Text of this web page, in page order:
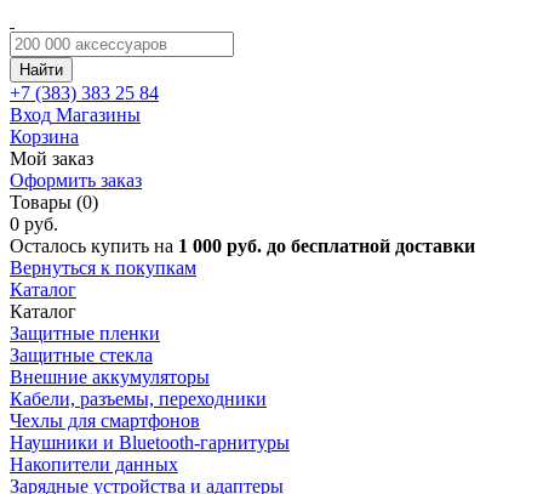
Найти
+7 (383) 383 25 84
Вход Магазины
Корзина
Мой заказ
Оформить заказ
Товары (0)
0 руб.
Осталось купить на 1 000 руб. до бесплатной доставки
Вернуться к покупкам
Каталог
Каталог
Защитные пленки
Защитные стекла
Внешние аккумуляторы
Кабели, разъемы, переходники
Чехлы для смартфонов
Наушники и Bluetooth-гарнитуры
Накопители данных
Зарядные устройства и адаптеры